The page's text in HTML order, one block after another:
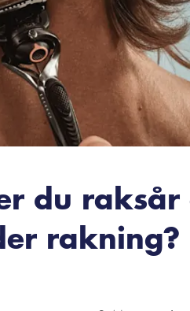
du raksår
rakning?